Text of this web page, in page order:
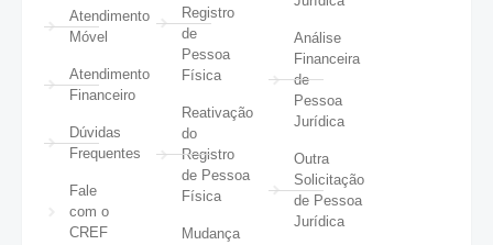
Atendimento
Móvel
Atendimento
Financeiro
Dúvidas
Frequentes
Fale
com o
CREF
Registro
de
Pessoa
Física
Reativação
do
Registro
de Pessoa
Física
Mudança
Análise
Financeira
de
Pessoa
Jurídica
Outra
Solicitação
de Pessoa
Jurídica